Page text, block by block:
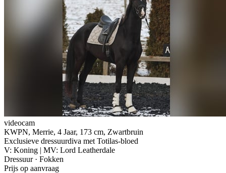
videocam
KWPN, Merrie, 4 Jaar, 173 cm, Zwartbruin
Exclusieve dressuurdiva met Totilas-bloed
V: Koning | MV: Lord Leatherdale
Dressuur · Fokken
Prijs op aanvraag